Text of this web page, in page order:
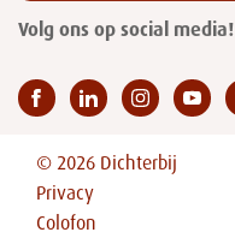
Volg ons op social media!
© 2026 Dichterbij
Privacy
Colofon